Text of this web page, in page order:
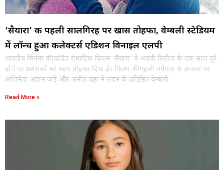
‘सैयारा’ की पहली सालगिरह पर खास तोहफा, वेम्बली स्टेडियम
में लॉन्च हुआ कलेक्टर्स एडिशन विनाइल एलपी
भारतीय सिनेमा की चर्चित रोमांटिक फिल्म ‘सैयारा’ ने अपनी रिलीज के एक साल पूरे
होने पर प्रशंसकों को खास तोहफा दिया है। फिल्म की पहली वर्षगांठ के अवसर पर
अभिनेता अहान पांडे और अनीत पड्डा ने लंदन के प्रतिष्ठित वेम्बली
Read More »